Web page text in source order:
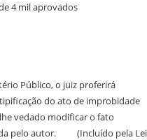
4 mil aprovados
Público, o juiz proferirá
do ato de improbidade
vedado modificar o fato
pelo autor. (Incluído pela Lei